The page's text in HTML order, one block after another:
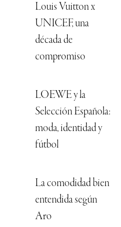
Louis Vuitton x
UNICEF, una
década de
compromiso
LOEWE y la
Selección Española:
moda, identidad y
fútbol
La comodidad bien
entendida según
Aro